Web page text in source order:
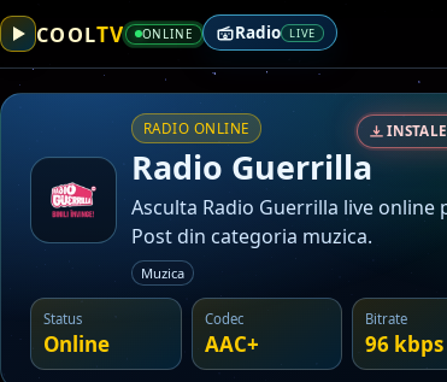
COOLTV ONLINE Radio LIVE
RADIO ONLINE
Radio Guerrilla
Asculta Radio Guerrilla live online
Post din categoria muzica.
Muzica
Status
Online
Codec
AAC+
Bitrate
96 kbps